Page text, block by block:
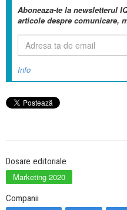
Aboneaza-te la newsletterul
articole despre comunicare,
Info
Dosare editoriale
Marketing 2020
Companii